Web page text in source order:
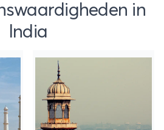
in
India